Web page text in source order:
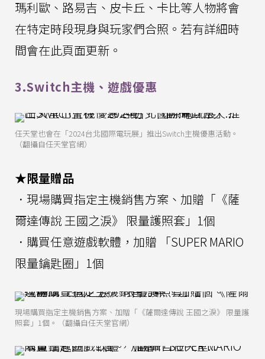
瑪利歐、路易吉、皮卡丘、卡比等人物將會
在特定時段現身與玩家們合照。若有詳細時
間會在此頁面更新。
3.Switch主機、遊戲優惠
任天堂也會在「2024台北國際電玩展」推出Switch主機優惠活動。
（翻攝自任天堂官網）
★限量贈品
．現場購買指定主機銷售方案、加贈「《薩
爾達傳說 王國之淚》 限量護照套」1個
．購買任意遊戲軟體，加贈 「SUPER MARIO
限量鑰匙圈」1個
現場購買指定主機銷售方案、加贈「《薩爾達傳說 王國之淚》 限量護
照套」1個。（翻攝自任天堂官網）